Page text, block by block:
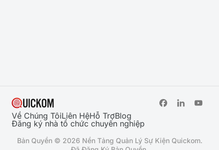
Về Chúng TôiLiên HệHỗ TrợBlog
Đăng ký nhà tổ chức chuyên nghiệp
Bản Quyền © 2026 Nền Tảng Quản Lý Sự Kiện Quickom.